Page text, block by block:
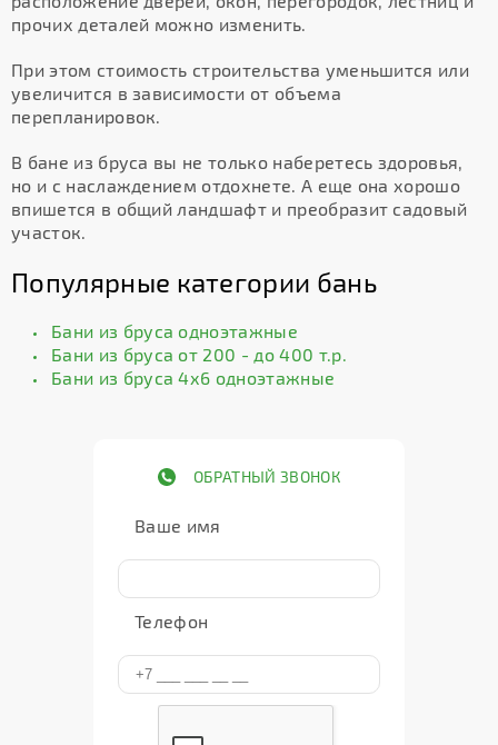
прочих деталей можно изменить.
При этом стоимость строительства уменьшится или
увеличится в зависимости от объема
перепланировок.
В бане из бруса вы не только наберетесь здоровья,
но и с наслаждением отдохнете. А еще она хорошо
впишется в общий ландшафт и преобразит садовый
участок.
Популярные категории бань
Бани из бруса одноэтажные
Бани из бруса от 200 - до 400 т.р.
Бани из бруса 4х6 одноэтажные
ОБРАТНЫЙ ЗВОНОК
Ваше имя
Телефон